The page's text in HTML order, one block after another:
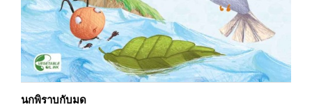
นกพิราบกับมด